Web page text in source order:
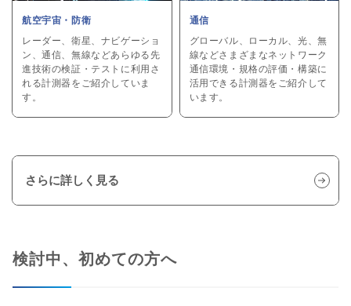
航空宇宙・防衛
レーダー、衛星、ナビゲーショ
ン、通信、無線などあらゆる先
進技術の検証・テストに利用さ
れる計測器をご紹介していま
す。
通信
グローバル、ローカル、光、無
線などさまざまなネットワーク
通信環境・規格の評価・構築に
活用できる計測器をご紹介して
います。
さらに詳しく見る
検討中、初めての方へ